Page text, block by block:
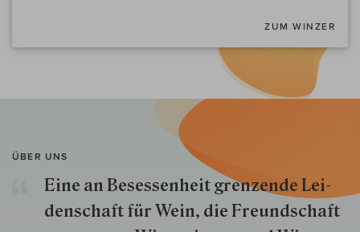
ZUM WINZER
ÜBER UNS
Eine an Besessenheit gren­zende Lei­
den­schaft für Wein, die Freund­schaft